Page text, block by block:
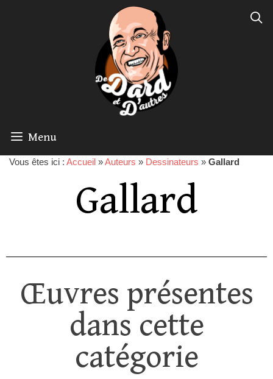
Menu
Vous êtes ici : Accueil »Auteurs » Dessinateurs » Gallard
Gallard
Œuvres présentes
dans cette
catégorie